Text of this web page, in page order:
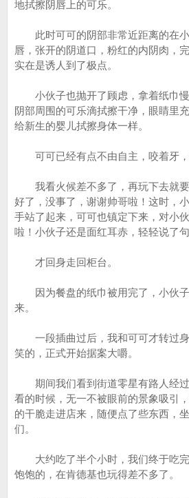
地拭擦阴唇上的可乐。
此时可可的阴部非常近距离的在小
唇，张开的阴道口，粉红的内阴肉，
实在是诱人到了极点。
小伙子也抛开了顾虑，拿着纸巾慢
阴部周围的可乐滴拭擦干净，眼睛里
给新生的婴儿拭擦身体一样。
可可已经有点不由自主，咬着牙，
我看火候差不多了，再玩下去就要
好了，没事了，谢谢帅哥啦！这时，
手站了起来，可可也镇定下来，对小
啦！小伙子还是面红耳赤，轻轻说了句
才回身走回柜台。
因为餐盘的纸巾被用完了，小伙子
来。
一段插曲过后，我和可可才转过身
笑的，正式开始据案大嚼。
期间我们看到街道零星有路人经过
看的时候，无一不被眼前的景象吸引
的干脆走进店来，随便点了些东西，
们。
大约吃了半个小时，我们终于吃完
饱饱的，在肯德基也玩得差不多了。